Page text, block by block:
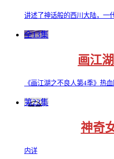
讲述了神话般的西川大陆，一
全13集
画江
《画江湖之不良人第4季》热
第22集
神奇
内详